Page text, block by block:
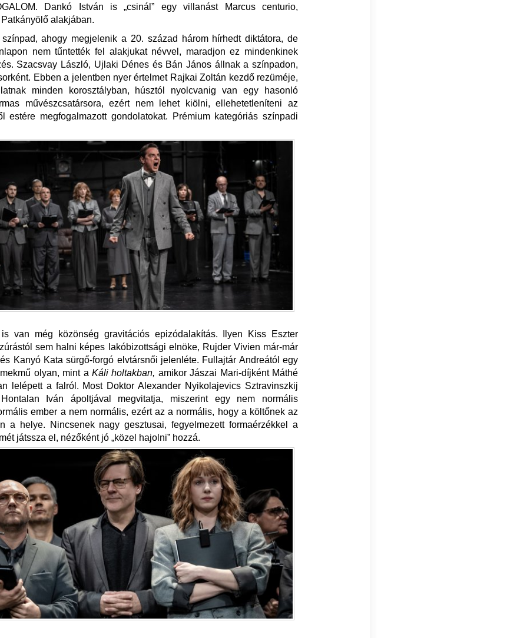
Dankó István is „csinál” egy villanást Marcus centurio,
alakjában.
ahogy megjelenik a 20. század három hírhedt diktátora, de
nem tűntették fel alakjukat névvel, maradjon ez mindenkinek
Szacsvay László, Ujlaki Dénes és Bán János állnak a színpadon,
Ebben a jelentben nyer értelmet Rajkai Zoltán kezdő rezüméje,
minden korosztályban, húsztól nyolcvanig van egy hasonló
művészcsatársora, ezért nem lehet kiölni, ellehetetleníteni az
estére megfogalmazott gondolatokat. Prémium kategóriás színpadi
van még közönség gravitációs epizódalakítás. Ilyen Kiss Eszter
sem halni képes lakóbizottsági elnöke, Rujder Vivien már-már
Kanyó Kata sürgő-forgó elvtársnői jelenléte. Fullajtár Andreától egy
olyan, mint a Káli holtakban, amikor Jászai Mari-díjként Máthé
lelépett a falról. Most Doktor Alexander Nyikolajevics Sztravinszkij
Iván ápoltjával megvitatja, miszerint egy nem normális
ember a nem normális, ezért az a normális, hogy a költőnek az
a helye. Nincsenek nagy gesztusai, fegyelmezett formaérzékkel a
játssza el, nézőként jó „közel hajolni” hozzá.